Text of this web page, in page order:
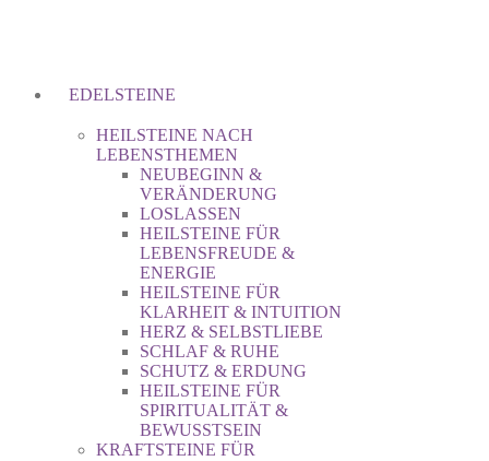
EDELSTEINE
HEILSTEINE NACH
LEBENSTHEMEN
NEUBEGINN &
VERÄNDERUNG
LOSLASSEN
HEILSTEINE FÜR
LEBENSFREUDE &
ENERGIE
HEILSTEINE FÜR
KLARHEIT & INTUITION
HERZ & SELBSTLIEBE
SCHLAF & RUHE
SCHUTZ & ERDUNG
HEILSTEINE FÜR
SPIRITUALITÄT &
BEWUSSTSEIN
KRAFTSTEINE FÜR